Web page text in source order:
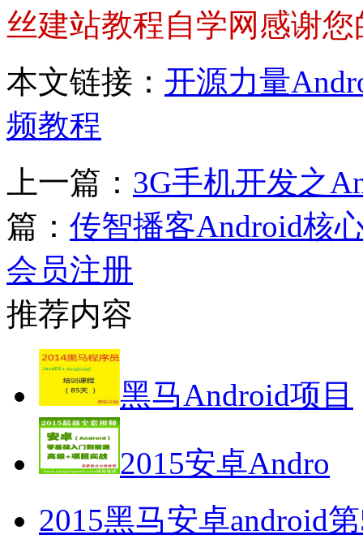
丝建站教程自学网感谢
本文链接： 开源力量
频教程
上一篇： 3G手机开发之
篇： 传智播客Android核
会员注册
推荐内容
黑马Android项目
2015安卓Andro
2015黑马安卓android